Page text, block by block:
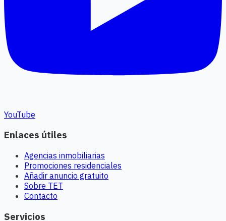
YouTube
Enlaces útiles
Agencias inmobiliarias
Promociones residenciales
Añadir anuncio gratuito
Sobre TET
Contacto
Servicios